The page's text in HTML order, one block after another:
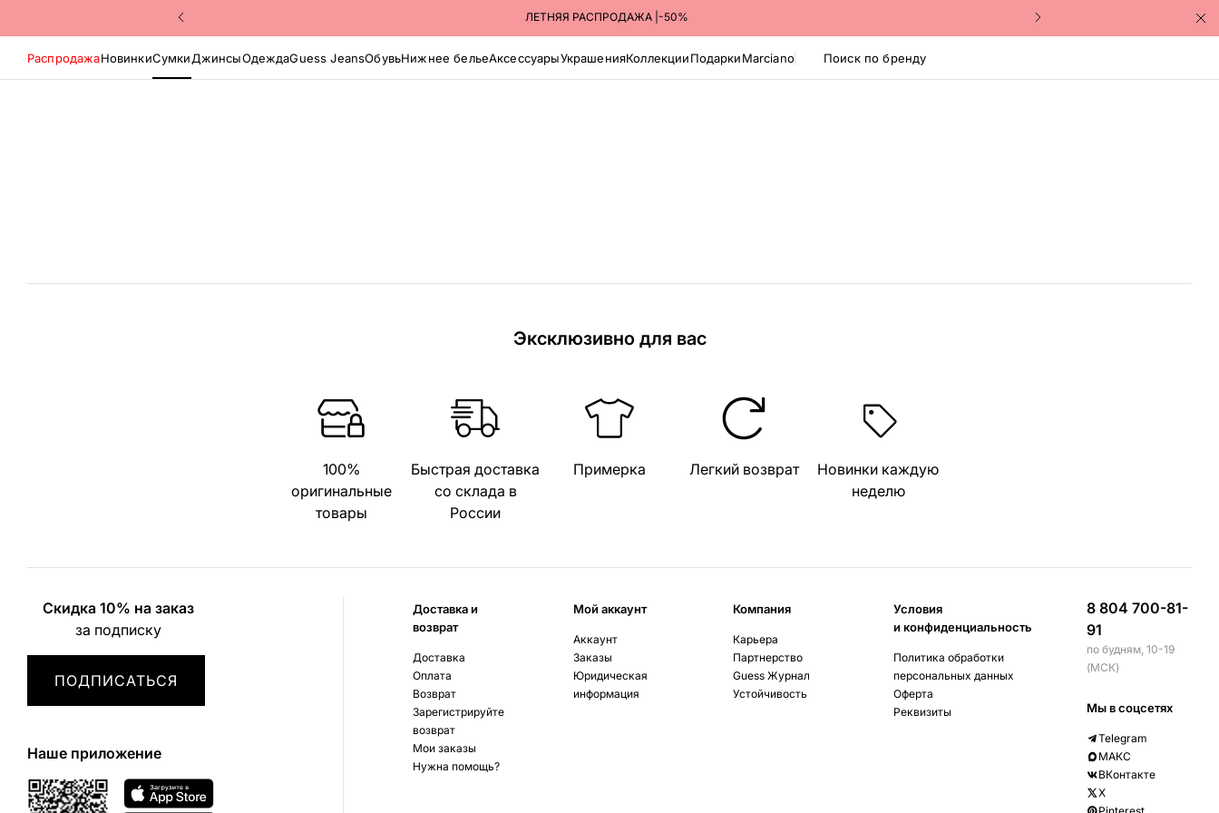
ЛЕТНЯЯ РАСПРОДАЖА |-50%
Поиск по бренду
РаспродажаНовинкиСумкиДжинсыОдеждаGuess JeansОбувьНижнее бельеАксессуарыУкрашенияКоллекцииПодаркиMarciano
Эксклюзивно для вас
100%
оригинальные
товары
Быстрая доставка
со склада в
России
Примерка Легкий возврат
Новинки каждую
неделю
Скидка 10% на заказ
за подписку
ПОДПИСАТЬСЯ
Наше приложение
Доставка и
возврат
Доставка
Оплата
Возврат
Зарегистрируйте
возврат
Мои заказы
Нужна помощь?
Мой аккаунт
Аккаунт
Заказы
Юридическая
информация
Компания
Карьера
Партнерство
Guess Журнал
Устойчивость
Условия
и конфиденциальность
Политика обработки
персональных данных
Оферта
Реквизиты
8 804 700-81-
91
по будням, 10-19
(МСК)
Мы в соцсетях
Telegram
МАКС
ВКонтакте
X